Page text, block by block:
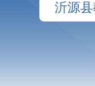
沂源